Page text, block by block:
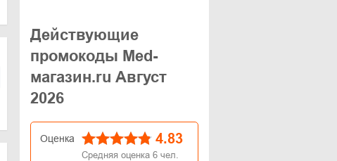
Действующие
промокоды Med-
магазин.ru Август
2026
Оценка 4.83
Средняя оценка 6 чел.